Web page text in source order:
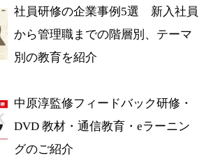
社員研修の企業事例5選 新入社員
から管理職までの階層別、テーマ
別の教育を紹介
中原淳監修フィードバック研修・
DVD 教材・通信教育・eラーニン
グのご紹介